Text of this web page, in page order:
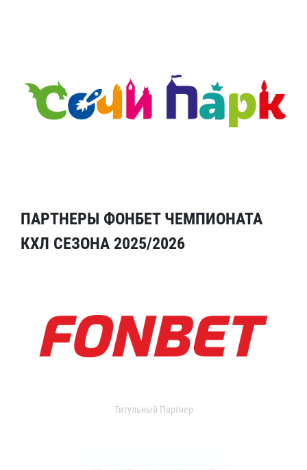
ПАРТНЕРЫ ФОНБЕТ ЧЕМПИОНАТА
КХЛ СЕЗОНА 2025/2026
Титульный Партнер